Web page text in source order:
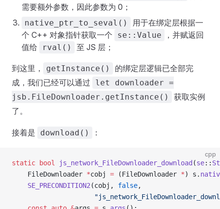
需要额外参数，因此参数为 0；
native_ptr_to_seval()
用于在绑定层根据一
个 C++ 对象指针获取一个
se::Value
，并赋返回
值给
rval() 至 JS 层；
到这里， getInstance()
的绑定层逻辑已全部完
成，我们已经可以通过
let downloader =
jsb.FileDownloader.getInstance()
获取实例
了。
接着是 download() ：
cpp
static bool js_network_FileDownloader_download (se::
    FileDownloader
*cobj = (FileDownloader *) s.
    SE_PRECONDITION2
(cobj, false,